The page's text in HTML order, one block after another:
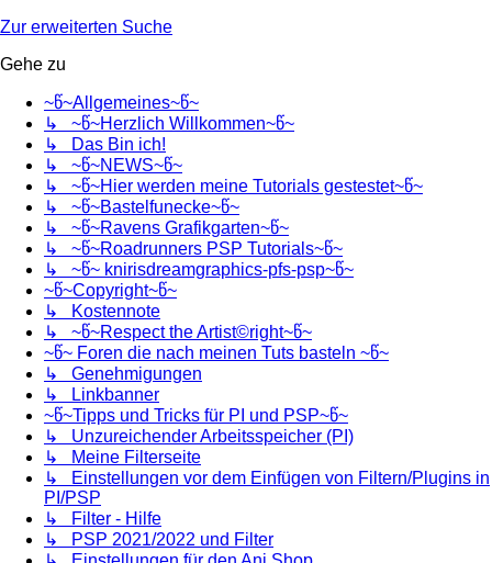
Zur erweiterten Suche
Gehe zu
~წ~Allgemeines~წ~
↳ ~წ~Herzlich Willkommen~წ~
↳ Das Bin ich!
↳ ~წ~NEWS~წ~
↳ ~წ~Hier werden meine Tutorials gestestet~წ~
↳ ~წ~Bastelfunecke~წ~
↳ ~წ~Ravens Grafikgarten~წ~
↳ ~წ~Roadrunners PSP Tutorials~წ~
↳ ~წ~ knirisdreamgraphics-pfs-psp~წ~
~წ~Copyright~წ~
↳ Kostennote
↳ ~წ~Respect the Artist©right~წ~
~წ~ Foren die nach meinen Tuts basteln ~წ~
↳ Genehmigungen
↳ Linkbanner
~წ~Tipps und Tricks für PI und PSP~წ~
↳ Unzureichender Arbeitsspeicher (PI)
↳ Meine Filterseite
↳ Einstellungen vor dem Einfügen von Filtern/Plugins in
PI/PSP
↳ Filter - Hilfe
↳ PSP 2021/2022 und Filter